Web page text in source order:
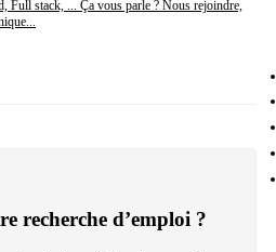
Full stack, ... Ça vous parle ? Nous rejoindre,
recherche d’emploi ?